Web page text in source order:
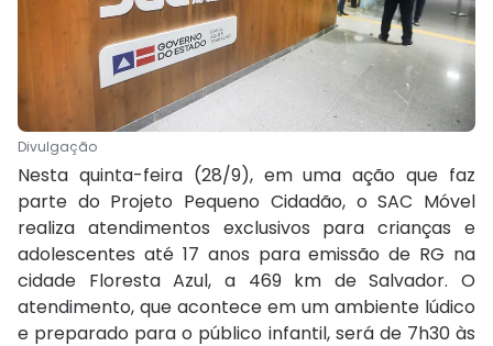
Divulgação
Nesta quinta-feira (28/9), em uma ação que faz
parte do Projeto Pequeno Cidadão, o SAC Móvel
realiza atendimentos exclusivos para crianças e
adolescentes até 17 anos para emissão de RG na
cidade Floresta Azul, a 469 km de Salvador. O
atendimento, que acontece em um ambiente lúdico
e preparado para o público infantil, será de 7h30 às